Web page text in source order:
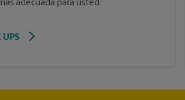
adecuada para usted.
UPS